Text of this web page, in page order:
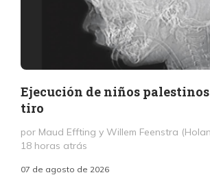
Ejecución de niños
tiro
por Maud Effting y Willem Feenstra
18 horas atrás
07 de agosto de 2026